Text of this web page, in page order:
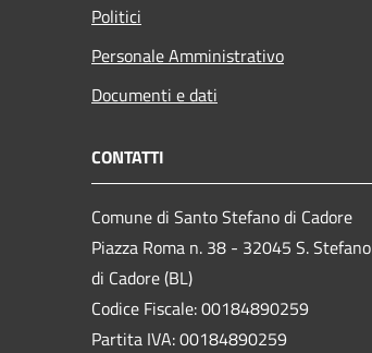
Politici
Personale Amministrativo
Documenti e dati
CONTATTI
Comune di Santo Stefano di Cadore
Piazza Roma n. 38 - 32045 S. Stefano
di Cadore (BL)
Codice Fiscale: 00184890259
Partita IVA: 00184890259